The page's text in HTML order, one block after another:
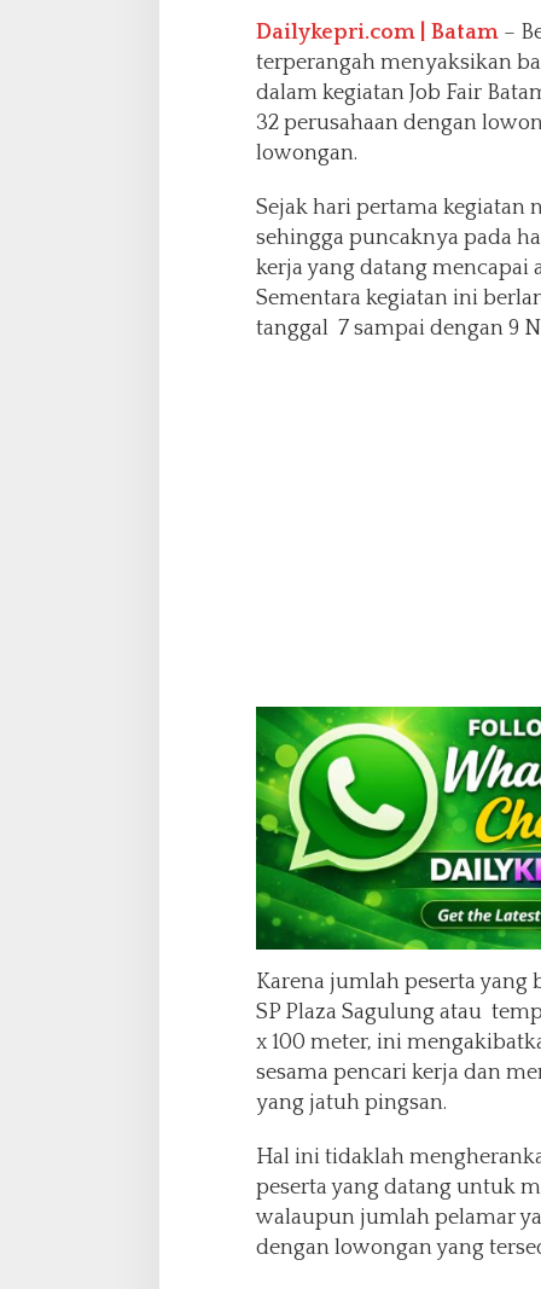
Dailykepri.com | Batam–
terperangah menyaksikan
dalam kegiatan Job Fair
32 perusahaan dengan
lowongan.
Sejak hari pertama kegiatan
sehingga puncaknya pada
kerja yang datang mencapai
Sementara kegiatan ini
tanggal 7 sampai dengan 9
Karena jumlah peserta yang
SP Plaza Sagulung atau
x 100 meter, ini
sesama pencari kerja dan
yang jatuh pingsan.
Hal ini tidaklah
peserta yang datang untuk
walaupun jumlah pelamar
dengan lowongan yang